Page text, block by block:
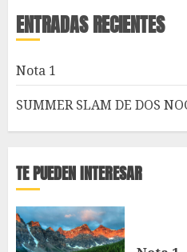
ENTRADAS RECIENTES
Nota 1
SUMMER SLAM DE DOS
TE PUEDEN INTERESAR